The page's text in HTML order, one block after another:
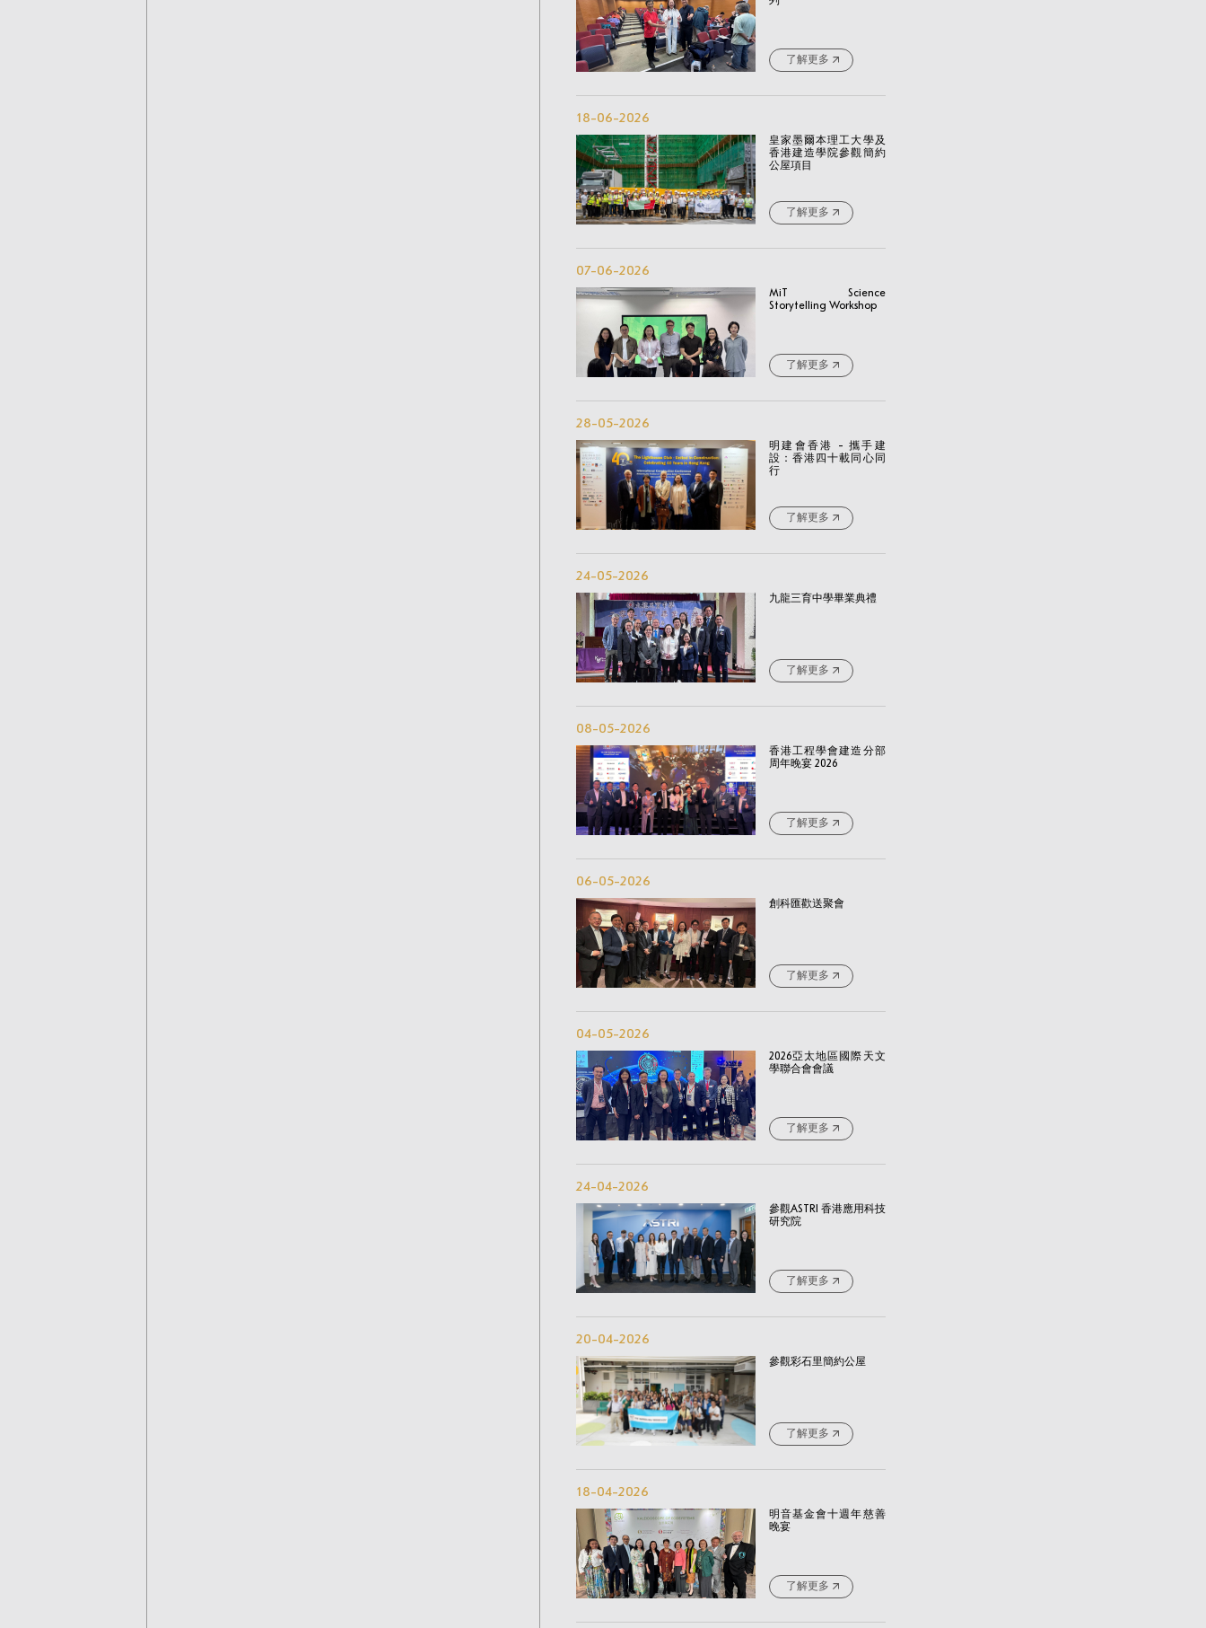
了解更多
18-06-2026
皇家墨爾本理工大學及
香港建造學院參觀簡約
公屋項目
了解更多
07-06-2026
MiT Science
Storytelling Workshop
了解更多
28-05-2026
明建會香港 - 攜手建
設：香港四十載同心同
行
了解更多
24-05-2026
九龍三育中學畢業典禮
了解更多
08-05-2026
香港工程學會建造分部
周年晚宴 2026
了解更多
06-05-2026
創科匯歡送聚會
了解更多
04-05-2026
2026亞太地區國際天文
學聯合會會議
了解更多
24-04-2026
參觀ASTRI 香港應用科技
研究院
了解更多
20-04-2026
參觀彩石里簡約公屋
了解更多
18-04-2026
明音基金會十週年慈善
晚宴
了解更多